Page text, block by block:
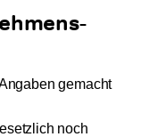
gemacht
noch